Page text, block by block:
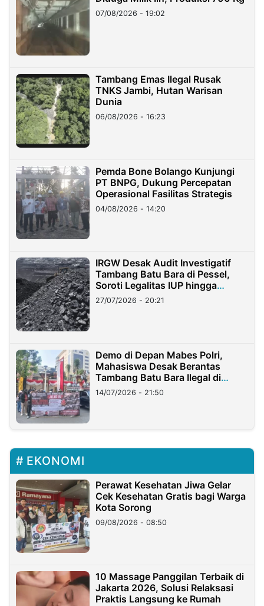
07/08/2026 - 19:02
Tambang Emas Ilegal Rusak
TNKS Jambi, Hutan Warisan
Dunia
06/08/2026 - 16:23
Pemda Bone Bolango Kunjungi
PT BNPG, Dukung Percepatan
Operasional Fasilitas Strategis
04/08/2026 - 14:20
IRGW Desak Audit Investigatif
Tambang Batu Bara di Pessel,
Soroti Legalitas IUP hingga
Stockpile
27/07/2026 - 20:21
Demo di Depan Mabes Polri,
Mahasiswa Desak Berantas
Tambang Batu Bara Ilegal di
Lampung
14/07/2026 - 21:50
EKONOMI
Perawat Kesehatan Jiwa Gelar
Cek Kesehatan Gratis bagi Warga
Kota Sorong
09/08/2026 - 08:50
10 Massage Panggilan Terbaik di
Jakarta 2026, Solusi Relaksasi
Praktis Langsung ke Rumah